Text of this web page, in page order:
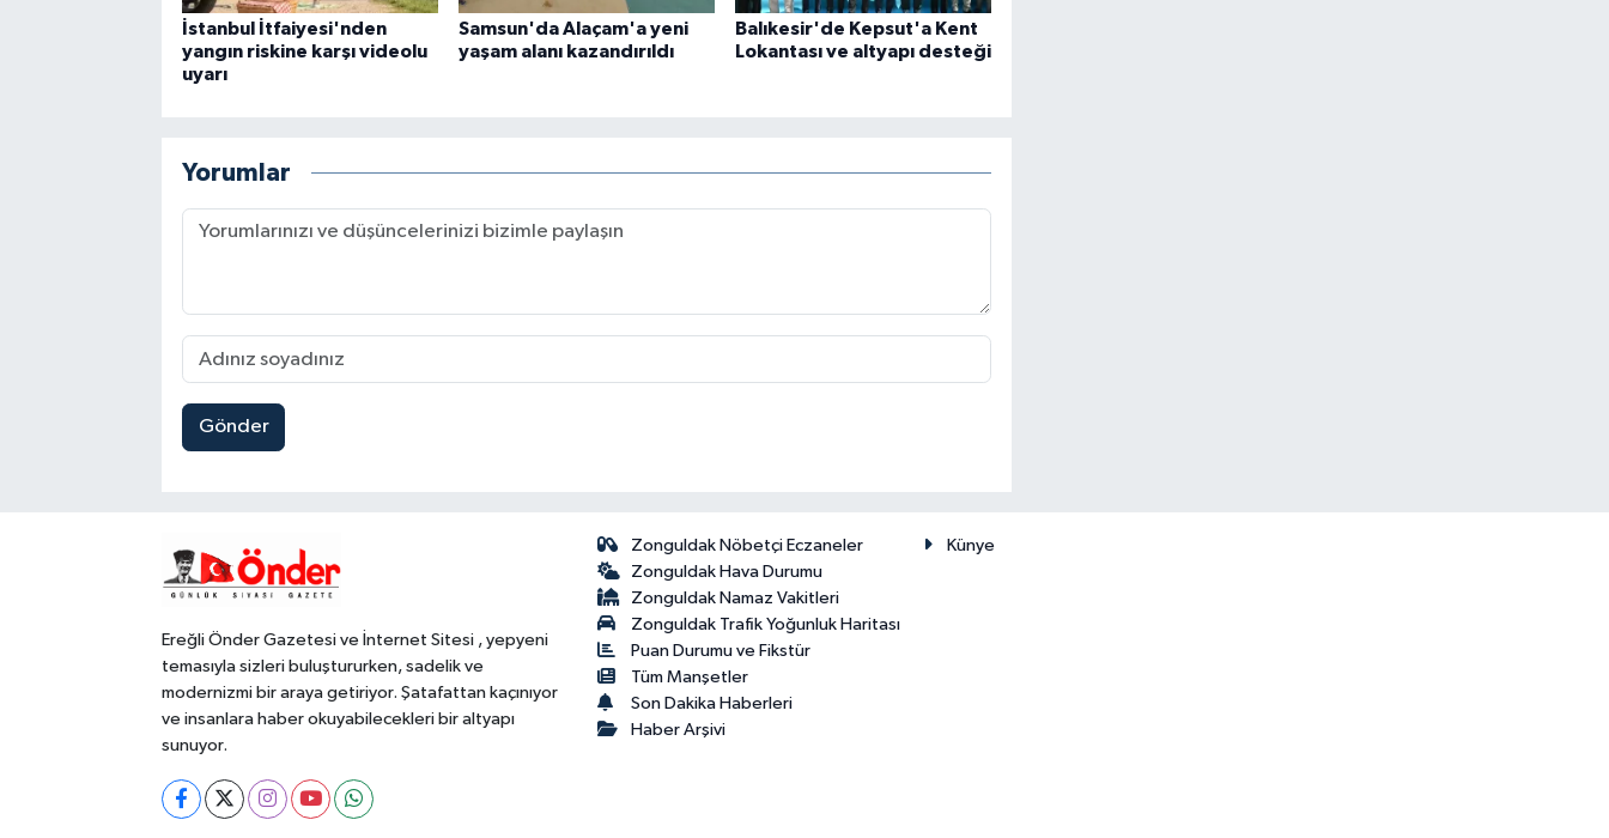
İstanbul İtfaiyesi'nden
yangın riskine karşı videolu
uyarı
Samsun'da Alaçam'a yeni
yaşam alanı kazandırıldı
Balıkesir'de Kepsut'a Kent
Lokantası ve altyapı desteği
Yorumlar
Gönder
Ereğli Önder Gazetesi ve İnternet Sitesi , yepyeni
temasıyla sizleri buluştururken, sadelik ve
modernizmi bir araya getiriyor. Şatafattan kaçınıyor
ve insanlara haber okuyabilecekleri bir altyapı
sunuyor.
Zonguldak Nöbetçi Eczaneler
Zonguldak Hava Durumu
Zonguldak Namaz Vakitleri
Zonguldak Trafik Yoğunluk Haritası
Puan Durumu ve Fikstür
Tüm Manşetler
Son Dakika Haberleri
Haber Arşivi
Künye